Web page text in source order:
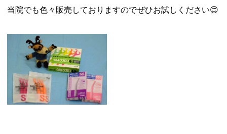
当院でも色々販売しておりますのでぜひお試しください😊